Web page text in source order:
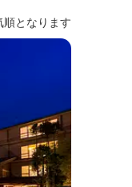
となります